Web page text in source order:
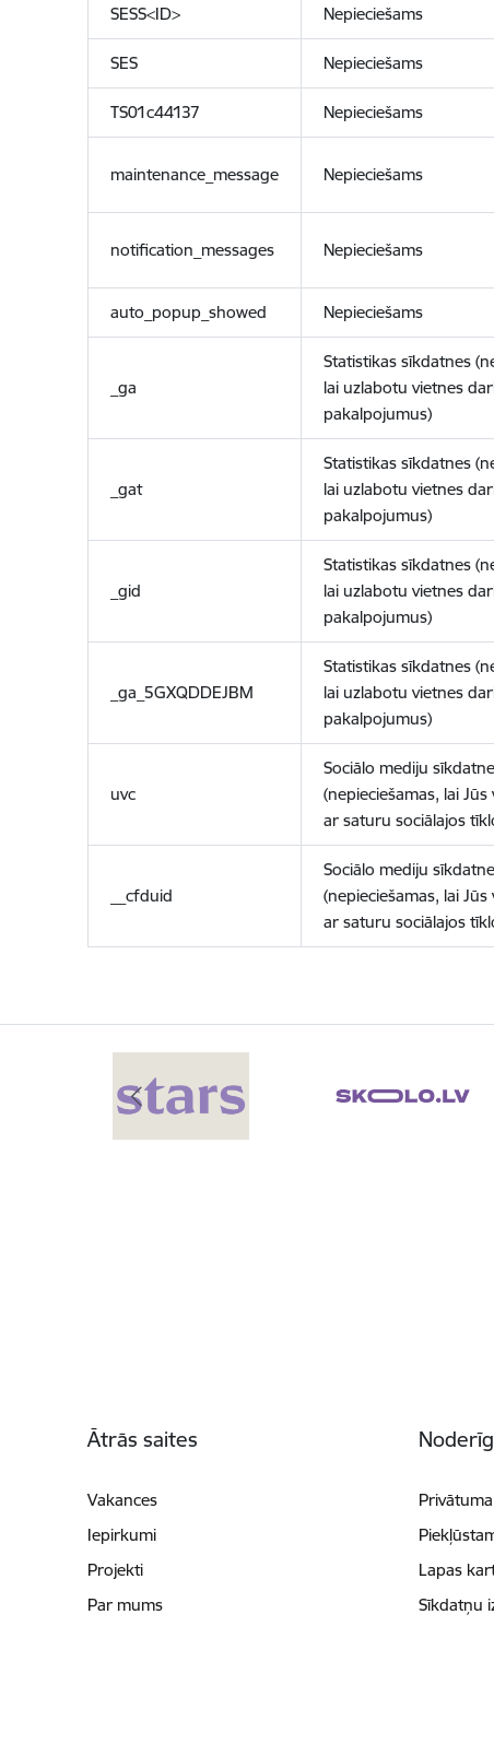
SESS<ID> Nepieciešams
SES Nepieciešams
TS01c44137 Nepieciešams
maintenance_message Nepieciešams
notification_messages Nepieciešams
auto_popup_showed Nepieciešams
_ga
Statistikas sīkdatnes
lai uzlabotu vietnes
pakalpojumus)
_gat
Statistikas sīkdatnes
lai uzlabotu vietnes
pakalpojumus)
_gid
Statistikas sīkdatnes
lai uzlabotu vietnes
pakalpojumus)
_ga_5GXQDDEJBM
Statistikas sīkdatnes
lai uzlabotu vietnes
pakalpojumus)
uvc
Sociālo mediju
(nepieciešamas, lai
ar saturu sociālajos
__cfduid
Sociālo mediju
(nepieciešamas, lai
ar saturu sociālajos
Ātrās saites
Vakances
Iepirkumi
Projekti
Par mums
Lapas
Sīkdatņu